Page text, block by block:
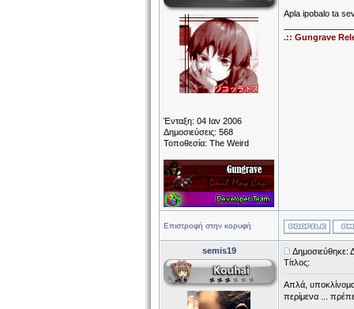
Ένταξη: 04 Ιαν 2006
Δημοσιεύσεις: 568
Τοποθεσία: The Weird
Apla ipobalo ta
.:: Gungrave
Επιστροφή στην κορυφή
semis19
Δημοσιεύθηκε:
Τίτλος:
Απλά,
περίμενα ...